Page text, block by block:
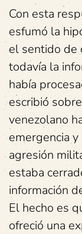
Con esta
esfumó la
el sentido de
todavía la
había
escribió
venezolano
emergencia
agresión
estaba
información
El hecho es
ofreció una